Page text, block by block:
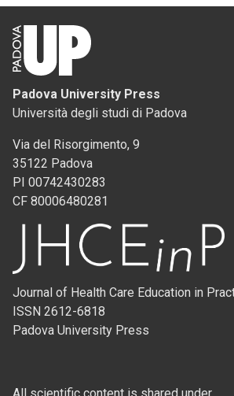
Padova University Press
Università degli studi di Padova
Via del Risorgimento, 9
35122 Padova
PI 00742430283
CF 80006480281
Journal of Health Care Education in
ISSN 2612-6818
Padova University Press